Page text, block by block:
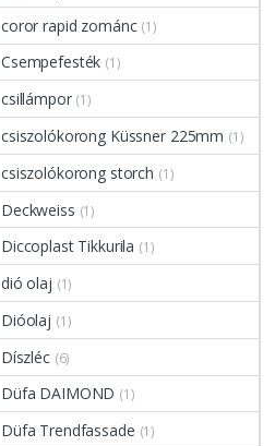
coror rapid zománc (1)
Csempefesték (1)
csillámpor (1)
csiszolókorong Küssner 225mm (1)
csiszolókorong storch (1)
Deckweiss (1)
Diccoplast Tikkurila (1)
dió olaj (1)
Dióolaj (1)
Díszléc (6)
Düfa DAIMOND (1)
Düfa Trendfassade (1)